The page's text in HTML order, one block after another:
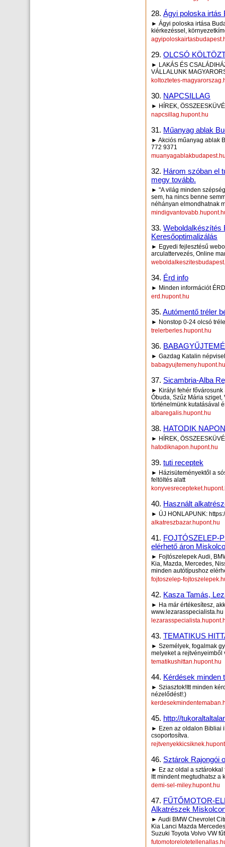
28. Ágyi poloska irtás
► Ágyi poloska irtása
kiérkezéssel,
29. OLCSÓ
► LAKÁS ÉS
VÁLLALUNK
koltoztetes-
30. NAPCSILLAG
► HÍREK,
napcsillag.hupont.hu
31. Műanyag ablak
► Akciós műanyag ablak
772 9371
32. Három szóban el
megy tovább.
► "A világ minden
sem, ha nincs benne
néhányan elmondhatnak
33. Weboldalkészítés
Keresőoptimalizálás
► Egyedi fejlesztésű
arculattervezés, Online
34. Érd info
► Minden információt
erd.hupont.hu
35. Autómentő tréler
► Nonstop 0-24 olcsó
trelerberles.hupont.hu
36.
► Gazdag Katalin
babagyujtemeny.hupont.hu
37. Sicambria-Alba
► Királyi fehér fővárosunk
Óbuda, Szűz Mária
történelmünk kutatásával
albaregalis.hupont.hu
38. HATODIK NAPON
► HÍREK,
hatodiknapon.hupont.hu
39. tuti receptek
► Házisüteményektől a
feltöltés alatt
40. Használt
► ÚJ HONLAPUNK:
alkatreszbazar.hupont.hu
41. FOJTÓSZELEP-
elérhető áron
► Fojtószelepek Audi,
Kia, Mazda, Mercedes,
minden autótípushoz
fojtoszelep-
42. Kasza Tamás,
► Ha már értékesítesz,
www.lezarasspecialista.hu
43. TEMATIKUS
► Személyek, fogalmak
melyeket a rejtvényeimből
tematikushittan.hupont.hu
44. Kérdések minden
► Sziasztok!Itt minden
nézelődést!:)
45. http://
► Ezen az oldalon Bibliai
csoportosítva.
46. Sztárok Rajongói
► Ez az oldal a sztárokkal
Itt mindent megtudhatsz a
demi-sel-miley.hupont.hu
47. FŰTŐMOTOR-
Alkatrészek
► Audi BMW Chevrolet
Kia Lanci Mazda
Suzuki Toyota Volvo VW